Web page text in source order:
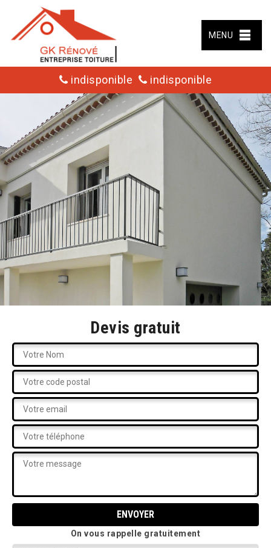
MENU
indisponible indisponible
Devis gratuit
On vous rappelle gratuitement